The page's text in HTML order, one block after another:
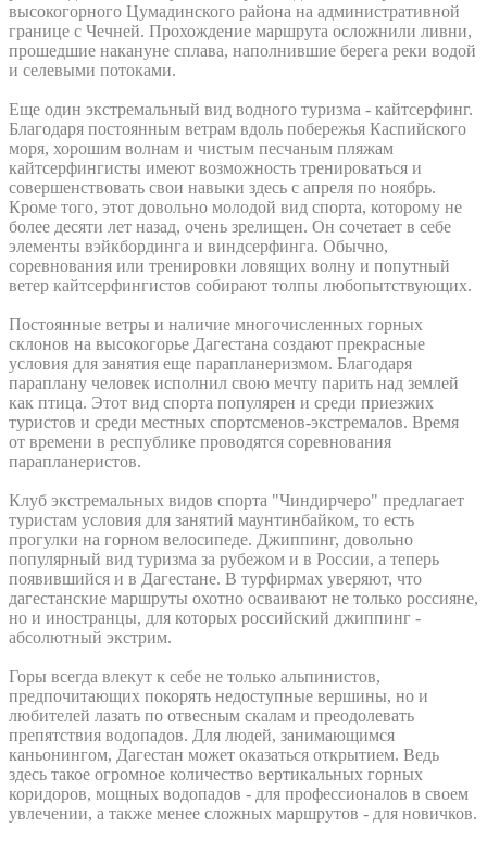
высокогорного Цумадинского района на административной
границе с Чечней. Прохождение маршрута осложнили ливни,
прошедшие накануне сплава, наполнившие берега реки водой
и селевыми потоками.
Еще один экстремальный вид водного туризма - кайтсерфинг.
Благодаря постоянным ветрам вдоль побережья Каспийского
моря, хорошим волнам и чистым песчаным пляжам
кайтсерфингисты имеют возможность тренироваться и
совершенствовать свои навыки здесь с апреля по ноябрь.
Кроме того, этот довольно молодой вид спорта, которому не
более десяти лет назад, очень зрелищен. Он сочетает в себе
элементы вэйкбординга и виндсерфинга. Обычно,
соревнования или тренировки ловящих волну и попутный
ветер кайтсерфингистов собирают толпы любопытствующих.
Постоянные ветры и наличие многочисленных горных
склонов на высокогорье Дагестана создают прекрасные
условия для занятия еще парапланеризмом. Благодаря
параплану человек исполнил свою мечту парить над землей
как птица. Этот вид спорта популярен и среди приезжих
туристов и среди местных спортсменов-экстремалов. Время
от времени в республике проводятся соревнования
парапланеристов.
Клуб экстремальных видов спорта "Чиндирчеро" предлагает
туристам условия для занятий маунтинбайком, то есть
прогулки на горном велосипеде. Джиппинг, довольно
популярный вид туризма за рубежом и в России, а теперь
появившийся и в Дагестане. В турфирмах уверяют, что
дагестанские маршруты охотно осваивают не только россияне,
но и иностранцы, для которых российский джиппинг -
абсолютный экстрим.
Горы всегда влекут к себе не только альпинистов,
предпочитающих покорять недоступные вершины, но и
любителей лазать по отвесным скалам и преодолевать
препятствия водопадов. Для людей, занимающимся
каньонингом, Дагестан может оказаться открытием. Ведь
здесь такое огромное количество вертикальных горных
коридоров, мощных водопадов - для профессионалов в своем
увлечении, а также менее сложных маршрутов - для новичков.